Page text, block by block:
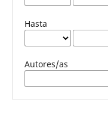
Hasta
Autores/as